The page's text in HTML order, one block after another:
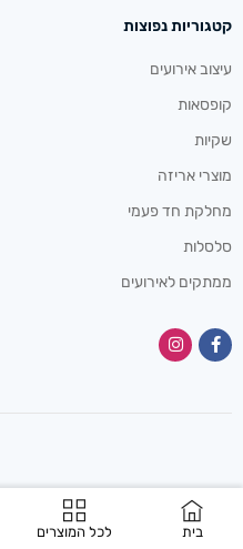
בית לכל המוצרים
קטגוריות נפוצות
עיצוב אירועים
קופסאות
שקיות
מוצרי אריזה
מחלקת חד פעמי
סלסלות
ממתקים לאירועים